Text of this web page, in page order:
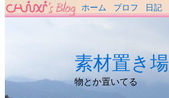
ホーム プロフ 日記
素材置き場
物とか置いてる